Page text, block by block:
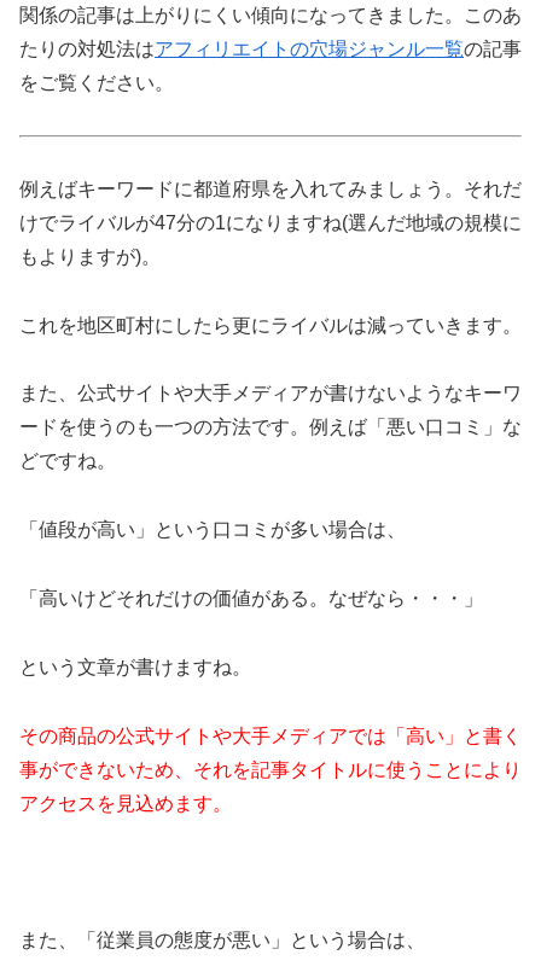
関係の記事は上がりにくい傾向になってきました。このあ
たりの対処法はアフィリエイトの穴場ジャンル一覧の記事
をご覧ください。
例えばキーワードに都道府県を入れてみましょう。それだ
けでライバルが47分の1になりますね(選んだ地域の規模に
もよりますが)。
これを地区町村にしたら更にライバルは減っていきます。
また、公式サイトや大手メディアが書けないようなキーワ
ードを使うのも一つの方法です。例えば「悪い口コミ」な
どですね。
「値段が高い」という口コミが多い場合は、
「高いけどそれだけの価値がある。なぜなら・・・」
という文章が書けますね。
その商品の公式サイトや大手メディアでは「高い」と書く
事ができないため、それを記事タイトルに使うことにより
アクセスを見込めます。
また、「従業員の態度が悪い」という場合は、